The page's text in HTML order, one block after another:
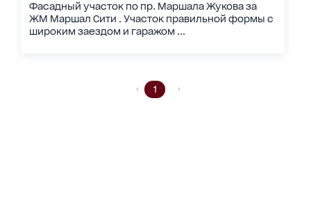
Фасадный участок по пр. Маршала Жукова за
ЖМ Маршал Сити . Участок правильной формы с
широким заездом и гаражом ...
1